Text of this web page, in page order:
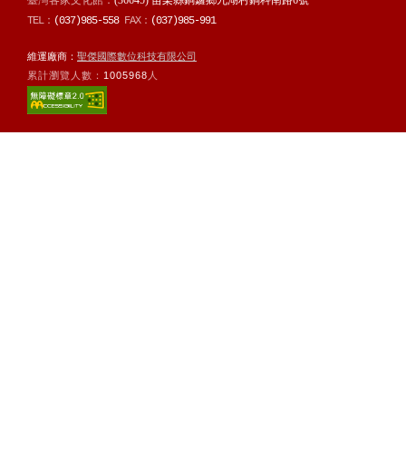
TEL： (037)985-558FAX： (037)985-991
維運廠商： 聖傑國際數位科技有限公司
累計瀏覽人數： 1005968 人